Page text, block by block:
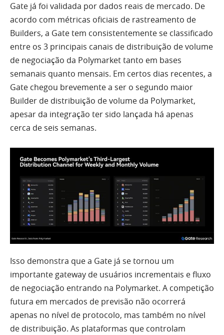
Gate já foi validada por dados reais de mercado. De
acordo com métricas oficiais de rastreamento de
Builders, a Gate tem consistentemente se classificado
entre os 3 principais canais de distribuição de volume
de negociação da Polymarket tanto em bases
semanais quanto mensais. Em certos dias recentes, a
Gate chegou brevemente a ser o segundo maior
Builder de distribuição de volume da Polymarket,
apesar da integração ter sido lançada há apenas
cerca de seis semanas.
Isso demonstra que a Gate já se tornou um
importante gateway de usuários incrementais e fluxo
de negociação entrando na Polymarket. A competição
futura em mercados de previsão não ocorrerá
apenas no nível de protocolo, mas também no nível
de distribuição. As plataformas que controlam